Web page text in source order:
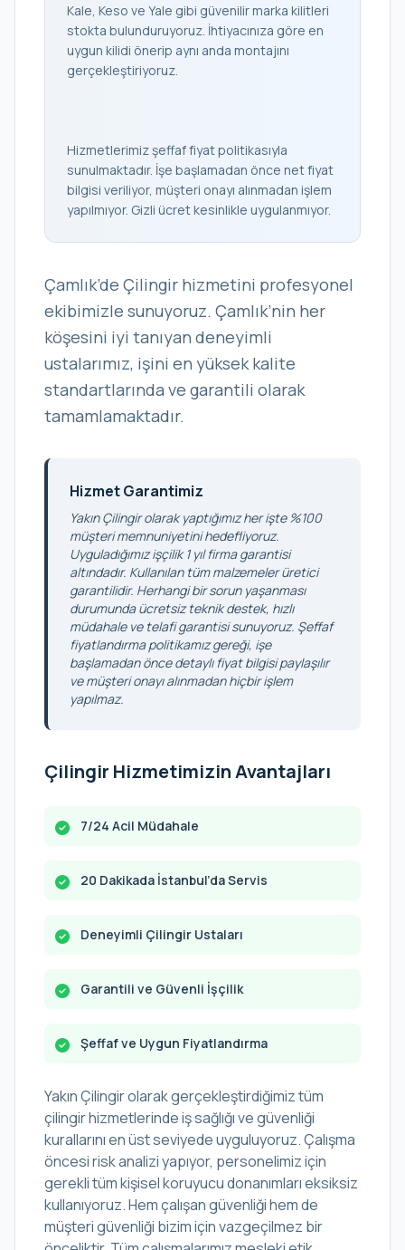
Kale, Keso ve Yale gibi güvenilir marka kilitleri
stokta bulunduruyoruz. İhtiyacınıza göre en
uygun kilidi önerip aynı anda montajını
gerçekleştiriyoruz.
Hizmetlerimiz şeffaf fiyat politikasıyla
sunulmaktadır. İşe başlamadan önce net fiyat
bilgisi veriliyor, müşteri onayı alınmadan işlem
yapılmıyor. Gizli ücret kesinlikle uygulanmıyor.
Çamlık’de Çilingir hizmetini profesyonel
ekibimizle sunuyoruz. Çamlık’nin her
köşesini iyi tanıyan deneyimli
ustalarımız, işini en yüksek kalite
standartlarında ve garantili olarak
tamamlamaktadır.
Hizmet Garantimiz
Yakın Çilingir olarak yaptığımız her işte %100
müşteri memnuniyetini hedefliyoruz.
Uyguladığımız işçilik 1 yıl firma garantisi
altındadır. Kullanılan tüm malzemeler üretici
garantilidir. Herhangi bir sorun yaşanması
durumunda ücretsiz teknik destek, hızlı
müdahale ve telafi garantisi sunuyoruz. Şeffaf
fiyatlandırma politikamız gereği, işe
başlamadan önce detaylı fiyat bilgisi paylaşılır
ve müşteri onayı alınmadan hiçbir işlem
yapılmaz.
Çilingir Hizmetimizin Avantajları
7/24 Acil Müdahale
20 Dakikada İstanbul’da Servis
Deneyimli Çilingir Ustaları
Garantili ve Güvenli İşçilik
Şeffaf ve Uygun Fiyatlandırma
Yakın Çilingir olarak gerçekleştirdiğimiz tüm
çilingir hizmetlerinde iş sağlığı ve güvenliği
kurallarını en üst seviyede uyguluyoruz. Çalışma
öncesi risk analizi yapıyor, personelimiz için
gerekli tüm kişisel koruyucu donanımları eksiksiz
kullanıyoruz. Hem çalışan güvenliği hem de
müşteri güvenliği bizim için vazgeçilmez bir